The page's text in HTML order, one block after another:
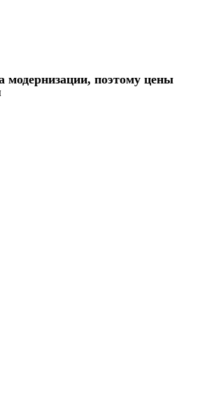
модернизации, поэтому цены